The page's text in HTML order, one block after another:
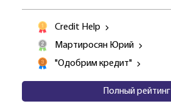
Credit Help
Мартиросян Юрий
"Одобрим кредит"
Полный рейтинг